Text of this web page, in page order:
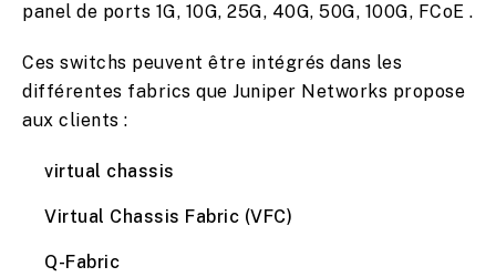
panel de ports 1G, 10G, 25G, 40G, 50G, 100G, FCoE .
Ces switchs peuvent être intégrés dans les
différentes fabrics que Juniper Networks propose
aux clients :
virtual chassis
Virtual Chassis Fabric (VFC)
Q-Fabric